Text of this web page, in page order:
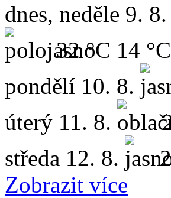
dnes, neděle 9.
32 °C 14 °C
pondělí 10. 8.
úterý 11. 8.
středa 12. 8.
Zobrazit více